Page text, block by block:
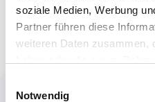
soziale Medien, Werbung
Partner führen diese
weiteren Daten zusammen,
Notwendig